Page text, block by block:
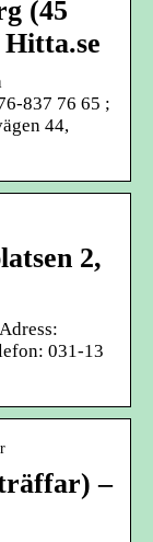
(45
837 76 65 ;
44,
2,
031-13
–